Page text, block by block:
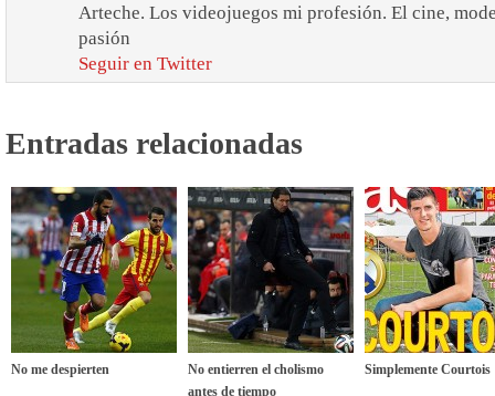
Arteche. Los videojuegos mi profesión. El cine,
pasión
Seguir en Twitter
Entradas relacionadas
No me despierten
No entierren el cholismo
antes de tiempo
Simplemente Courtois